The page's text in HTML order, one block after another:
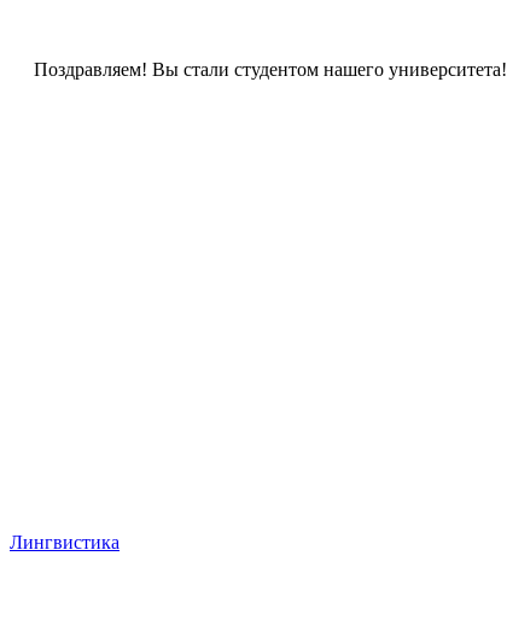
Поздравляем! Вы стали студентом нашего университета!
Лингвистика